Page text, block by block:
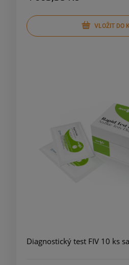
VLOŽIT DO
Diagnostický test FIV 10 ks